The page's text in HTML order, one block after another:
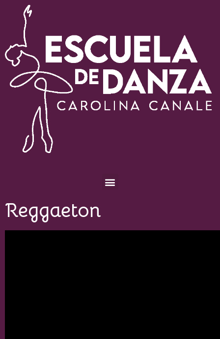
Reggaeton